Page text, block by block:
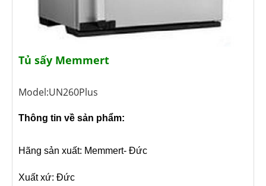
Tủ sấy Memmert
Model:UN260Plus
Thông tin về sản phẩm:
Hãng sản xuất: Memmert- Đức
Xuất xứ: Đức